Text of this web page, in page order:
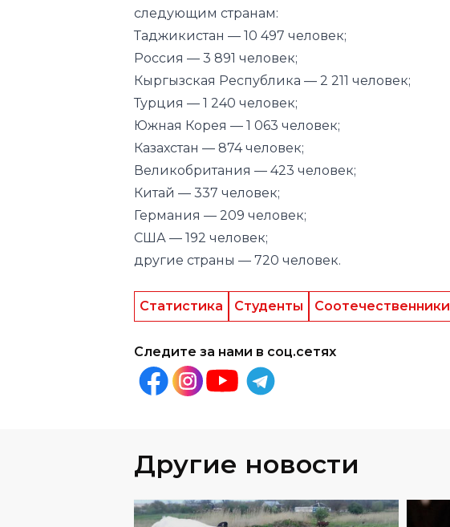
следующим странам:
Таджикистан — 10 497 человек;
Россия — 3 891 человек;
Кыргызская Республика — 2 211 человек;
Турция — 1 240 человек;
Южная Корея — 1 063 человек;
Казахстан — 874 человек;
Великобритания — 423 человек;
Китай — 337 человек;
Германия — 209 человек;
США — 192 человек;
другие страны — 720 человек.
Статистика Студенты Соотечественники
Следите за нами в соц.сетях
Другие новости